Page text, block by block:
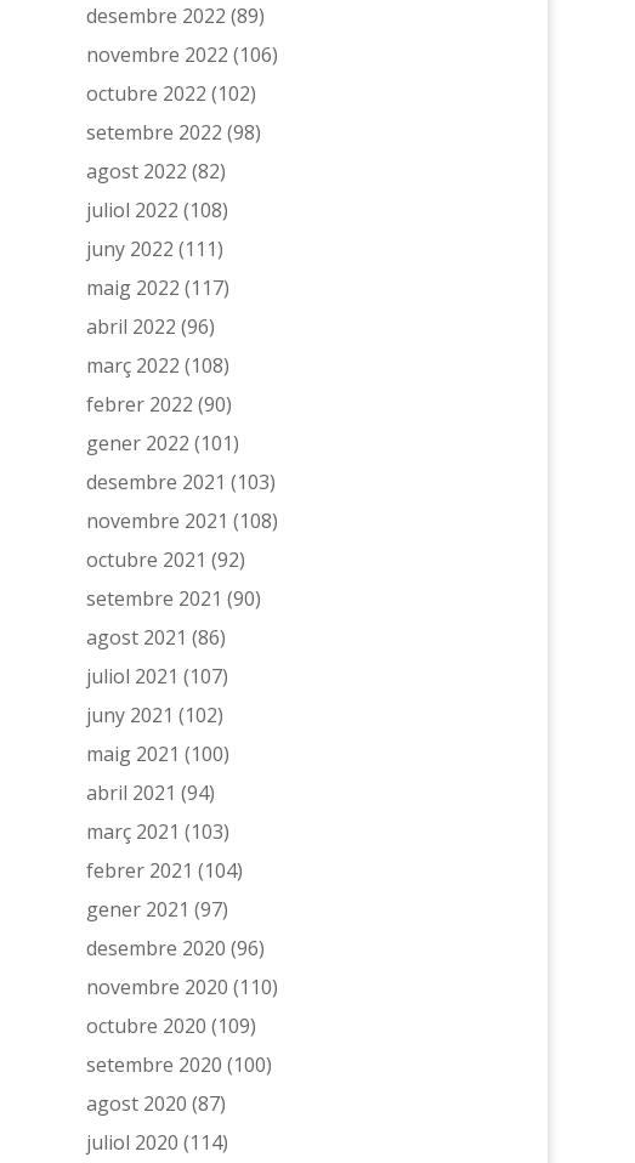
desembre 2022 (89)
novembre 2022 (106)
octubre 2022 (102)
setembre 2022 (98)
agost 2022 (82)
juliol 2022 (108)
juny 2022 (111)
maig 2022 (117)
abril 2022 (96)
març 2022 (108)
febrer 2022 (90)
gener 2022 (101)
desembre 2021 (103)
novembre 2021 (108)
octubre 2021 (92)
setembre 2021 (90)
agost 2021 (86)
juliol 2021 (107)
juny 2021 (102)
maig 2021 (100)
abril 2021 (94)
març 2021 (103)
febrer 2021 (104)
gener 2021 (97)
desembre 2020 (96)
novembre 2020 (110)
octubre 2020 (109)
setembre 2020 (100)
agost 2020 (87)
juliol 2020 (114)